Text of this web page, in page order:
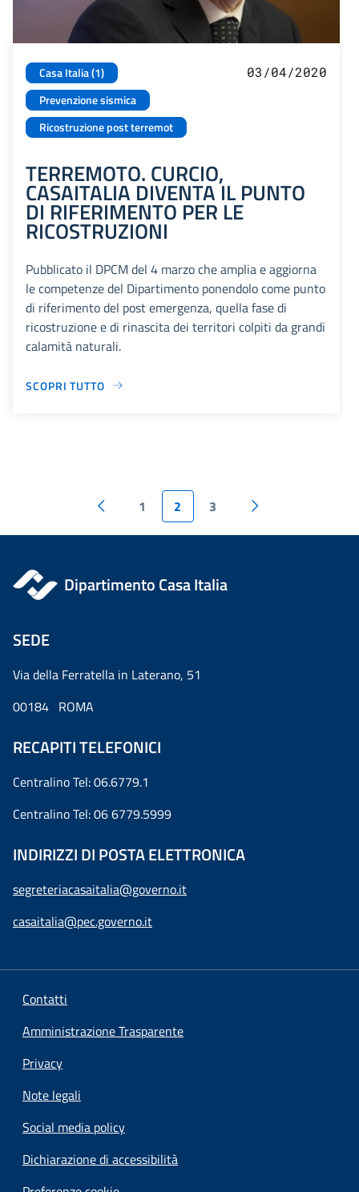
Casa Italia (1)
Prevenzione sismica
Ricostruzione post terremot
03/04/2020
TERREMOTO. CURCIO,
CASAITALIA DIVENTA IL PUNTO
DI RIFERIMENTO PER LE
RICOSTRUZIONI
Pubblicato il DPCM del 4 marzo che amplia e aggiorna
le competenze del Dipartimento ponendolo come punto
di riferimento del post emergenza, quella fase di
ricostruzione e di rinascita dei territori colpiti da grandi
calamità naturali.
SCOPRI TUTTO
1 2 3
Dipartimento Casa Italia
SEDE
Via della Ferratella in Laterano, 51
00184 ROMA
RECAPITI TELEFONICI
Centralino Tel: 06.6779.1
Centralino Tel: 06 6779.5999
INDIRIZZI DI POSTA ELETTRONICA
segreteriacasaitalia@governo.it
casaitalia@pec.governo.it
Contatti
Amministrazione Trasparente
Privacy
Note legali
Social media policy
Dichiarazione di accessibilità